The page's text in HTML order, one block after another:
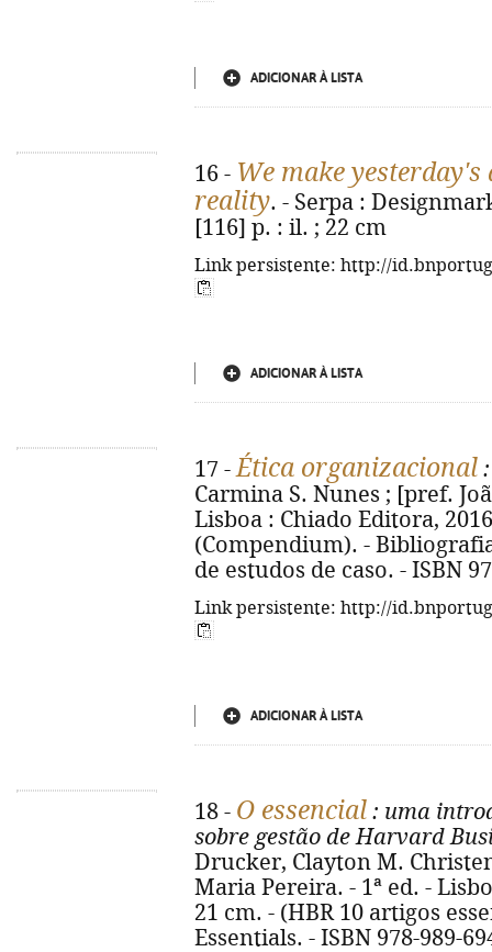
ADICIONAR À LISTA
16 - We make
reality. - Serpa :
[116] p. : il. ; 22 cm
Link persistente: http://
ADICIONAR À LISTA
17 -Ética organizacional
Carmina S. Nunes ; [pref.
Lisboa : Chiado Editora,
(Compendium). -
de estudos de caso. - ISBN
Link persistente: http://
ADICIONAR À LISTA
18 - O essencial : uma
sobre gestão de Harvard
Drucker, Clayton M.
Maria Pereira. - 1ª ed. -
21 cm. - (HBR 10 artigos
Essentials. - ISBN 978-989-